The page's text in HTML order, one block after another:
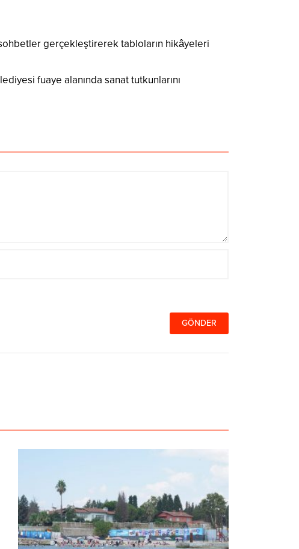
sohbetler gerçekleştirerek tabloların hikâyeleri
fuaye alanında sanat tutkunlarını